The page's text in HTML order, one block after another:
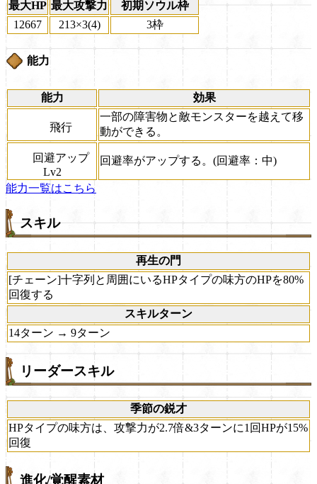
最大HP 最大攻撃力
初期ソウル枠
12667
213×3(4) 3枠
能力
能力 効果
飛行
一部の障害物と敵モンスターを越えて移
動ができる。
回避アップ
Lv2
回避率がアップする。(回避率：中)
能力一覧はこちら
スキル
再生の門
[チェーン]十字列と周囲にいるHPタイプの味方のHPを80%
回復する
スキルターン
14ターン → 9ターン
リーダースキル
季節の鋭才
HPタイプの味方は、攻撃力が2.7倍&3ターンに1回HPが15%
回復
進化/覚醒素材